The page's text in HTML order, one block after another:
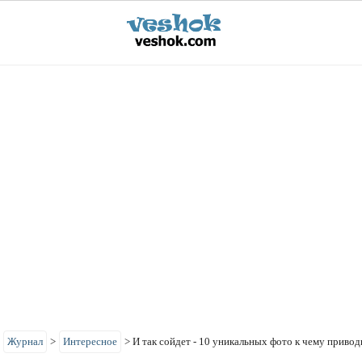
Журнал > Интересное > И так сойдет - 10 уникальных фото к чему